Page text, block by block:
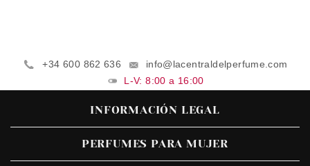
+34 600 862 636
info@lacentraldelperfume.com
L-V: 8:00 a 16:00
INFORMACIÓN LEGAL
PERFUMES PARA MUJER